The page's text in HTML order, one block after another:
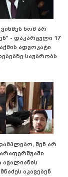
ხომ არ
- დაკარგული 17
ადვოკატი
საუბრობს
შენ არ
ავალიანის
აკავებენ